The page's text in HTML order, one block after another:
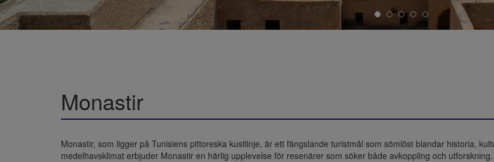
Monastir
Monastir, som ligger på Tunisiens pittoreska kustlinje, är ett fängslande turistmål som sömlöst blandar historia,
medelhavsklimat erbjuder Monastir en härlig upplevelse för resenärer som söker både avkoppling och utforskning.